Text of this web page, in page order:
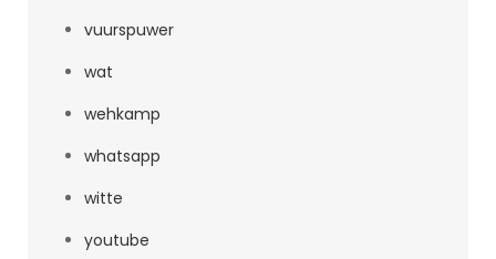
vuurspuwer
wat
wehkamp
whatsapp
witte
youtube